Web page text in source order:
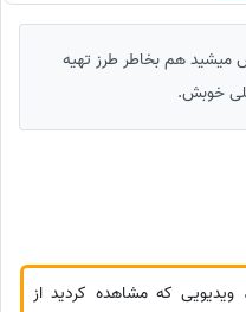
هم بخاطر طرز تهیه
خوبش.
ویدیویی که مشاهده کردید از